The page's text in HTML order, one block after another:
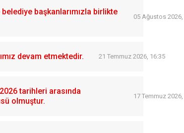
belediye başkanlarımızla birlikte
05 Ağustos 2026,
devam etmektedir. 21 Temmuz 2026, 16:35
tarihleri arasında
olmuştur.
17 Temmuz